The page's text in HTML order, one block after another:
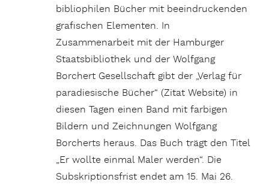
bibliophilen Bücher mit beeindruckenden
grafischen Elementen. In
Zusammenarbeit mit der Hamburger
Staatsbibliothek und der Wolfgang
Borchert Gesellschaft gibt der „Verlag für
paradiesische Bücher“ (Zitat Website) in
diesen Tagen einen Band mit farbigen
Bildern und Zeichnungen Wolfgang
Borcherts heraus. Das Buch trägt den Titel
„Er wollte einmal Maler werden“. Die
Subskriptionsfrist endet am 15. Mai 26.